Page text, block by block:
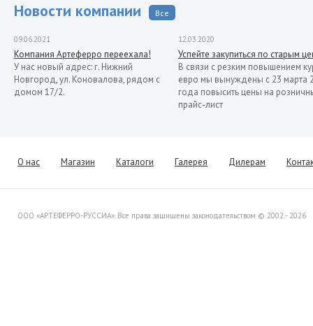
Новости компании Все
09.06.2021
Компания Артеферро переехала!
У нас новый адрес: г. Нижний
Новгород, ул. Коновалова, рядом с
домом 17/2.
12.03.2020
Успейте закупиться по старым
В связи с резким повышением
евро мы вынуждены с 23 марта
года повысить цены на
прайс-лист
Уважаемые клиенты! Представляем
Вашему вниманию распродажу
О нас Магазин Каталоги Галерея Дилерам
ООО «АРТЕФЕРРО-РУССИА». Все права защищены законодательством © 2002 - 2026